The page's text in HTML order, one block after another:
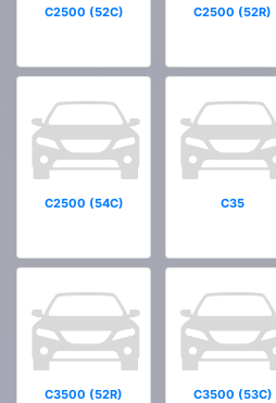
C2500 (52C) C2500 (52R)
C2500 (54C) C35
C3500 (52R) C3500 (53C)